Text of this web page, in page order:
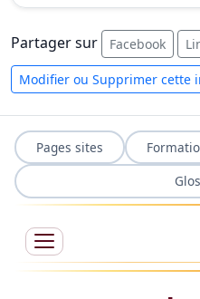
Partager sur Facebook
Modifier ou Supprimer cette
Pages sites